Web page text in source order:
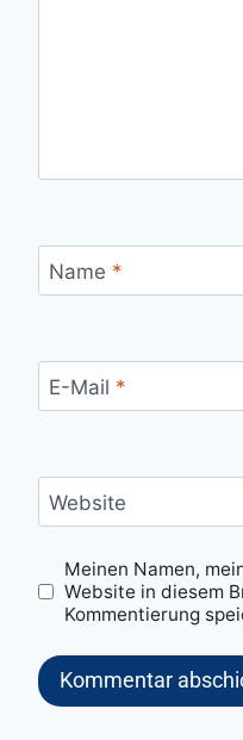
Name *
E-Mail *
Website
Meinen Namen,
Website in diesem
Kommentierung